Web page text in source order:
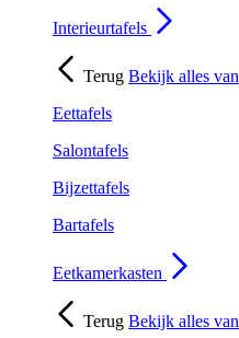
Interieurtafels
Terug Bekijk alles van
Eettafels
Salontafels
Bijzettafels
Bartafels
Eetkamerkasten
Terug Bekijk alles van